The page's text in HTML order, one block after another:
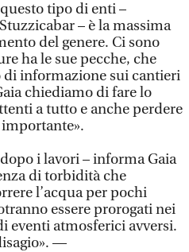
tipo di enti –
– è la massima
del genere. Ci sono
ha le sue pecche, che
informazione sui cantieri
chiediamo di fare lo
a tutto e anche perdere
i lavori – informa Gaia
di torbidità che
l’acqua per pochi
essere prorogati nei
eventi atmosferici avversi.
—